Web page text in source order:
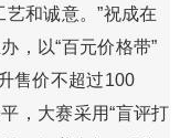
和诚意。”祝成在
，以“百元价格带”
售价不超过100
，大赛采用“盲评打